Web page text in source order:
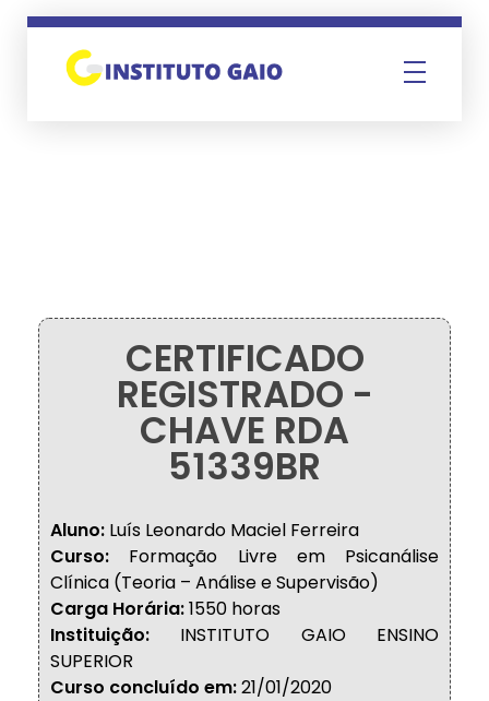
CERTIFICADO
REGISTRADO -
CHAVE RDA
51339BR
Aluno: Luís Leonardo Maciel Ferreira
Curso: Formação Livre em Psicanálise
Clínica (Teoria – Análise e Supervisão)
Carga Horária:1550 horas
Instituição: INSTITUTO GAIO ENSINO
SUPERIOR
Curso concluído em:21/01/2020